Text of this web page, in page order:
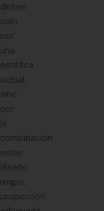
define
solo
por
una
estética
actual,
sino
por
la
combinación
entre
diseño
limpio,
proporción